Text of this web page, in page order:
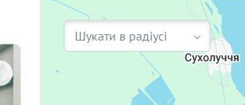
Шукати в радіусі